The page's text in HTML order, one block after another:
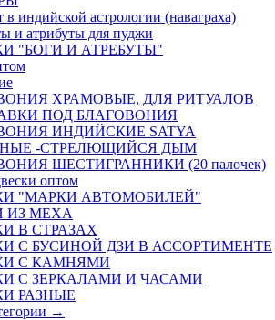
в индийской астрологии (наваграха)
и атрибуты для пуджи
"БОГИ И АТРЕБУТЫ"
ХРАМОВЫЕ, ДЛЯ РИТУАЛОВ
ПОД БЛАГОВОНИЯ
ИНДИЙСКИЕ SATYA
-СТРЕЛЮЩИЙСЯ ДЫМ
ШЕСТИГРАННИКИ (20 палочек)
оптом
"МАРКИ АВТОМОБИЛЕЙ"
ИЗ МЕХА
В СТРАЗАХ
С БУСИНОЙ ДЗИ В АССОРТИМЕНТЕ
С КАМНЯМИ
С ЗЕРКАЛАМИ И ЧАСАМИ
РАЗНЫЕ
→